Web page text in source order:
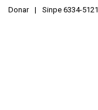
Donar Sinpe 6334-5121